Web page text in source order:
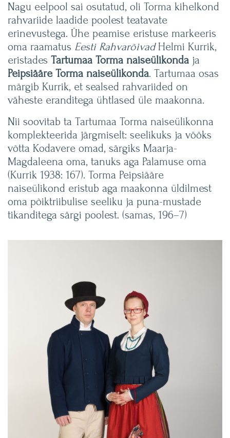
Nagu eelpool sai osutatud, oli Torma kihelkond
rahvariide laadide poolest teatavate
erinevustega. Ühe peamise eristuse markeeris
oma raamatus Eesti RahvarõivadHelmi Kurrik,
eristades Tartumaa Torma naiseülikonda ja
Peipsiääre Torma naiseülikonda. Tartumaa osas
märgib Kurrik, et sealsed rahvariided on
väheste eranditega ühtlased üle maakonna.
Nii soovitab ta Tartumaa Torma naiseülikonna
komplekteerida järgmiselt: seelikuks ja vööks
võtta Kodavere omad, särgiks Maarja-
Magdaleena oma, tanuks aga Palamuse oma
(Kurrik 1938: 167). Torma Peipsiääre
naiseülikond eristub aga maakonna üldilmest
oma põiktriibulise seeliku ja puna-mustade
tikanditega särgi poolest. (samas, 196–7)